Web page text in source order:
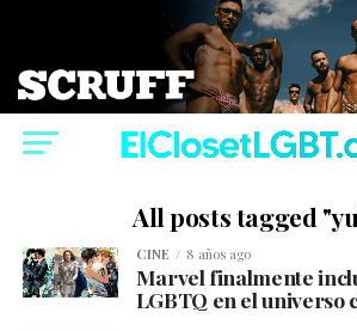
All posts tagged
CINE 8 años ago
Marvel finalmente
LGBTQ en el